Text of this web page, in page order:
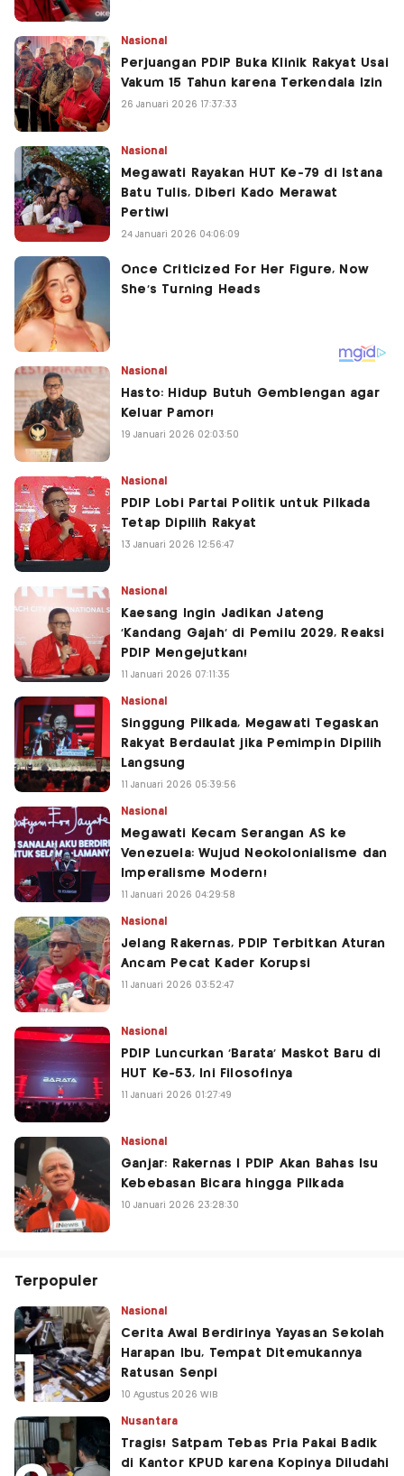
Nasional
Perjuangan PDIP Buka Klinik Rakyat Usai
Vakum 15 Tahun karena Terkendala Izin
26 Januari 2026 17:37:33
Nasional
Megawati Rayakan HUT Ke-79 di Istana
Batu Tulis, Diberi Kado Merawat
Pertiwi
24 Januari 2026 04:06:09
Nasional
Hasto: Hidup Butuh Gemblengan agar
Keluar Pamor!
19 Januari 2026 02:03:50
Nasional
PDIP Lobi Partai Politik untuk Pilkada
Tetap Dipilih Rakyat
13 Januari 2026 12:56:47
Nasional
Kaesang Ingin Jadikan Jateng
'Kandang Gajah' di Pemilu 2029, Reaksi
PDIP Mengejutkan!
11 Januari 2026 07:11:35
Nasional
Singgung Pilkada, Megawati Tegaskan
Rakyat Berdaulat jika Pemimpin Dipilih
Langsung
11 Januari 2026 05:39:56
Nasional
Megawati Kecam Serangan AS ke
Venezuela: Wujud Neokolonialisme dan
Imperalisme Modern!
11 Januari 2026 04:29:58
Nasional
Jelang Rakernas, PDIP Terbitkan Aturan
Ancam Pecat Kader Korupsi
11 Januari 2026 03:52:47
Nasional
PDIP Luncurkan 'Barata' Maskot Baru di
HUT Ke-53, Ini Filosofinya
11 Januari 2026 01:27:49
Nasional
Ganjar: Rakernas I PDIP Akan Bahas Isu
Kebebasan Bicara hingga Pilkada
10 Januari 2026 23:28:30
Terpopuler
Nasional
Cerita Awal Berdirinya Yayasan Sekolah
Harapan Ibu, Tempat Ditemukannya
Ratusan Senpi
10 Agustus 2026 WIB
Nusantara
Tragis! Satpam Tebas Pria Pakai Badik
di Kantor KPUD karena Kopinya Diludahi